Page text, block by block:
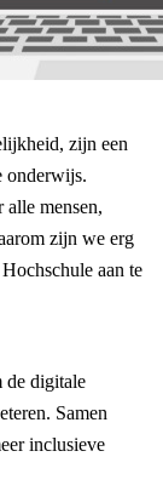
zijn een
onderwijs.
mensen,
zijn we erg
aan te
de digitale
Samen
inclusieve